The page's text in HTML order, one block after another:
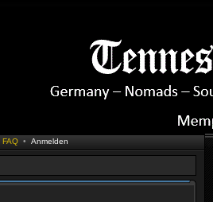
FAQ • Anmelden